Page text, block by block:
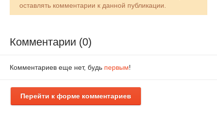
оставлять комментарии к данной публикации.
Комментарии (0)
Комментариев еще нет, будь первым!
Перейти к форме комментариев